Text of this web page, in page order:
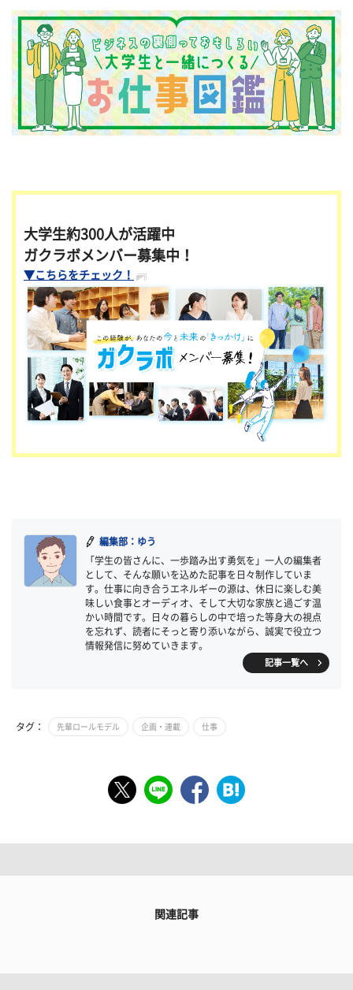
大学生約300人が活躍中
ガクラボメンバー募集中！
▼こちらをチェック！
編集部：ゆう
「学生の皆さんに、一歩踏み出す勇気を」一人の編集者
として、そんな願いを込めた記事を日々制作していま
す。仕事に向き合うエネルギーの源は、休日に楽しむ美
味しい食事とオーディオ、そして大切な家族と過ごす温
かい時間です。日々の暮らしの中で培った等身大の視点
を忘れず、読者にそっと寄り添いながら、誠実で役立つ
情報発信に努めていきます。
記事一覧へ
タグ： 先輩ロールモデル 企画・連載 仕事
関連記事